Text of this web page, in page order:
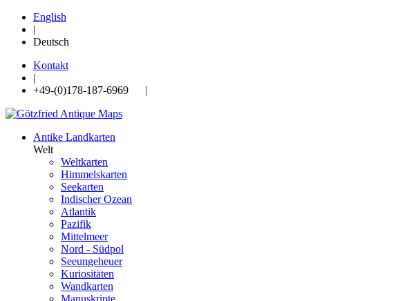
English
|
Deutsch
Kontakt
|
+49-(0)178-187-6969 |
Antike Landkarten
Welt
Weltkarten
Himmelskarten
Seekarten
Indischer Ozean
Atlantik
Pazifik
Mittelmeer
Nord - Südpol
Seeungeheuer
Kuriositäten
Wandkarten
Manuskripte